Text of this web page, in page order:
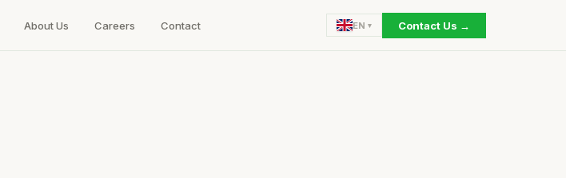
About Us Careers Contact EN Contact Us →